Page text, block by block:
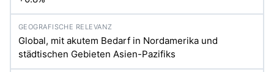
Global, mit akutem Bedarf in Nordamerika und
städtischen Gebieten Asien-Pazifiks